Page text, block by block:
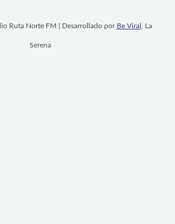
Ruta Norte FM | Desarrollado por Be Viral , La
Serena